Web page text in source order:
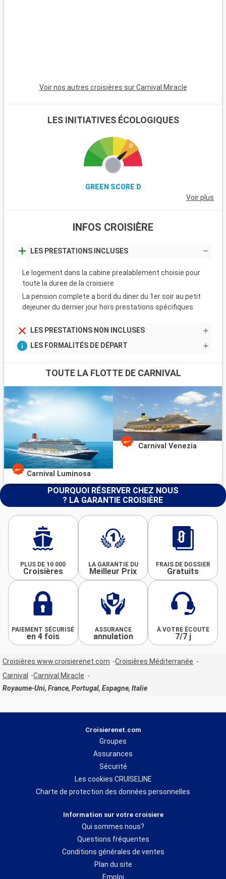
Voir nos autres croisières sur Carnival Miracle
LES INITIATIVES ÉCOLOGIQUES
GREEN SCORE D
Voir plus
INFOS CROISIÈRE
LES PRESTATIONS INCLUSES
Le logement dans la cabine prealablement choisie pour
toute la duree de la croisiere
La pension complete a bord du diner du 1er soir au petit
dejeuner du dernier jour hors prestations spécifiques
LES PRESTATIONS NON INCLUSES
LES FORMALITÉS DE DÉPART
TOUTE LA FLOTTE DE CARNIVAL
Carnival Luminosa
Carnival Venezia
POURQUOI RÉSERVER CHEZ NOUS
? LA GARANTIE CROISIÈRE
PLUS DE 10 000
Croisières
LA GARANTIE DU
Meilleur Prix
FRAIS DE DOSSIER
Gratuits
PAIEMENT SÉCURISÉ
en 4 fois
ASSURANCE
annulation
À VOTRE ÉCOUTE
7/7 j
Croisières www.croisierenet.com
Croisières Méditerranée
Carnival
Carnival Miracle
Royaume-Uni, France, Portugal, Espagne, Italie
Croisierenet.com
Groupes
Assurances
Sécurité
Les cookies CRUISELINE
Charte de protection des données personnelles
Information sur votre croisiere
Qui sommes nous?
Questions fréquentes
Conditions générales de ventes
Plan du site
Emploi